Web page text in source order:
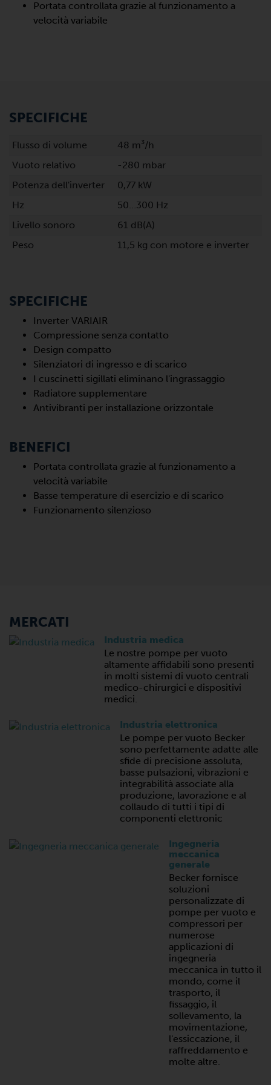
Portata controllata grazie al funzionamento a
velocità variabile
SPECIFICHE
Flusso di volume
48 m³/h
Vuoto relativo
-280 mbar
Potenza dell'inverter
0,77 kW
Hz
50…300 Hz
Livello sonoro
61 dB(A)
Peso
11,5 kg con motore e inverter
SPECIFICHE
Inverter VARIAIR
Compressione senza contatto
Design compatto
Silenziatori di ingresso e di scarico
I cuscinetti sigillati eliminano l'ingrassaggio
Radiatore supplementare
Antivibranti per installazione orizzontale
BENEFICI
Portata controllata grazie al funzionamento a
velocità variabile
Basse temperature di esercizio e di scarico
Funzionamento silenzioso
MERCATI
Industria medica
Le nostre pompe per vuoto
altamente affidabili sono presenti
in molti sistemi di vuoto centrali
medico-chirurgici e dispositivi
medici.
Industria elettronica
Le pompe per vuoto Becker
sono perfettamente adatte alle
sfide di precisione assoluta,
basse pulsazioni, vibrazioni e
integrabilità associate alla
produzione, lavorazione e al
collaudo di tutti i tipi di
componenti elettronic
Ingegneria
meccanica
generale
Becker fornisce
soluzioni
personalizzate di
pompe per vuoto e
compressori per
numerose
applicazioni di
ingegneria
meccanica in tutto il
mondo, come il
trasporto, il
fissaggio, il
sollevamento, la
movimentazione,
l'essiccazione, il
raffreddamento e
molte altre.